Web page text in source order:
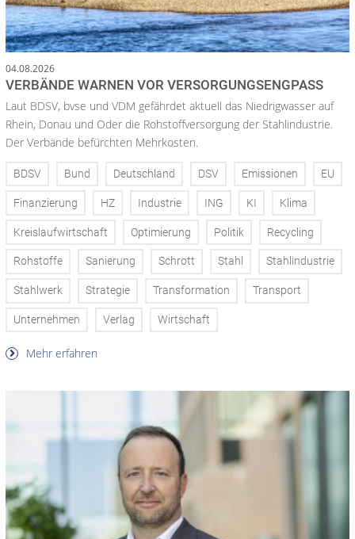
04.08.2026
VERBÄNDE WARNEN VOR VERSORGUNGSENGPASS
Laut BDSV, bvse und VDM gefährdet aktuell das Niedrigwasser auf
Rhein, Donau und Oder die Rohstoffversorgung der Stahlindustrie.
Der Verbände befürchten Mehrkosten.
BDSV Bund Deutschland DSV Emissionen EU
Finanzierung HZ Industrie ING KI Klima
Kreislaufwirtschaft Optimierung Politik Recycling
Rohstoffe Sanierung Schrott Stahl Stahlindustrie
Stahlwerk Strategie Transformation Transport
Unternehmen Verlag Wirtschaft
Mehr erfahren